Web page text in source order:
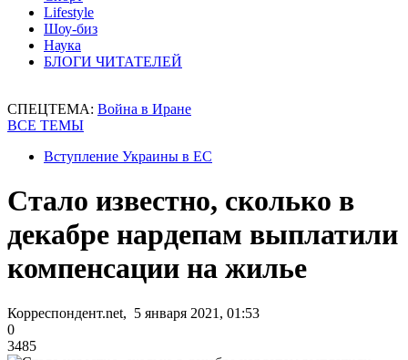
Lifestyle
Шоу-биз
Наука
БЛОГИ ЧИТАТЕЛЕЙ
СПЕЦТЕМА: Война в Иране
ВСЕ ТЕМЫ
Вступление Украины в ЕС
Стало известно, сколько в
декабре нардепам выплатили
компенсации на жилье
Корреспондент.net, 5 января 2021, 01:53
0
3485